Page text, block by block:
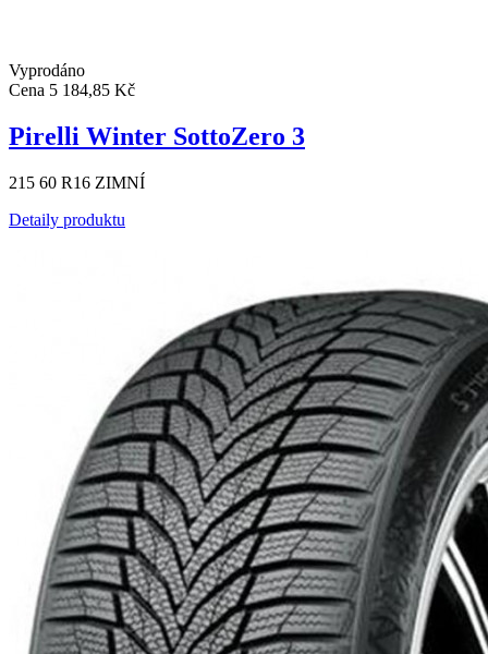
Vyprodáno
Cena 5 184,85 Kč
Pirelli Winter SottoZero 3
215 60 R16 ZIMNÍ
Detaily produktu